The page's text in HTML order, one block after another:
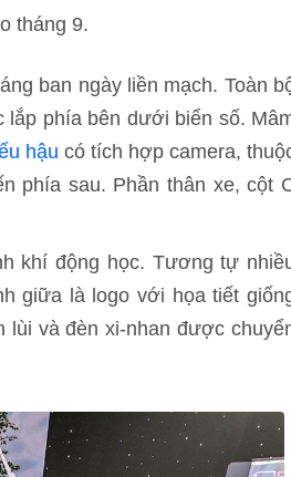
tháng 9.
ban ngày liền mạch. Toàn
phía bên dưới biển số.
hậu có tích hợp camera,
phía sau. Phần thân xe, cột
khí động học. Tương tự
giữa là logo với họa tiết
lùi và đèn xi-nhan được